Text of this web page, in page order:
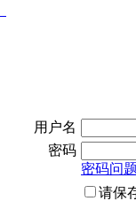
用户名
密码
密码问
请保